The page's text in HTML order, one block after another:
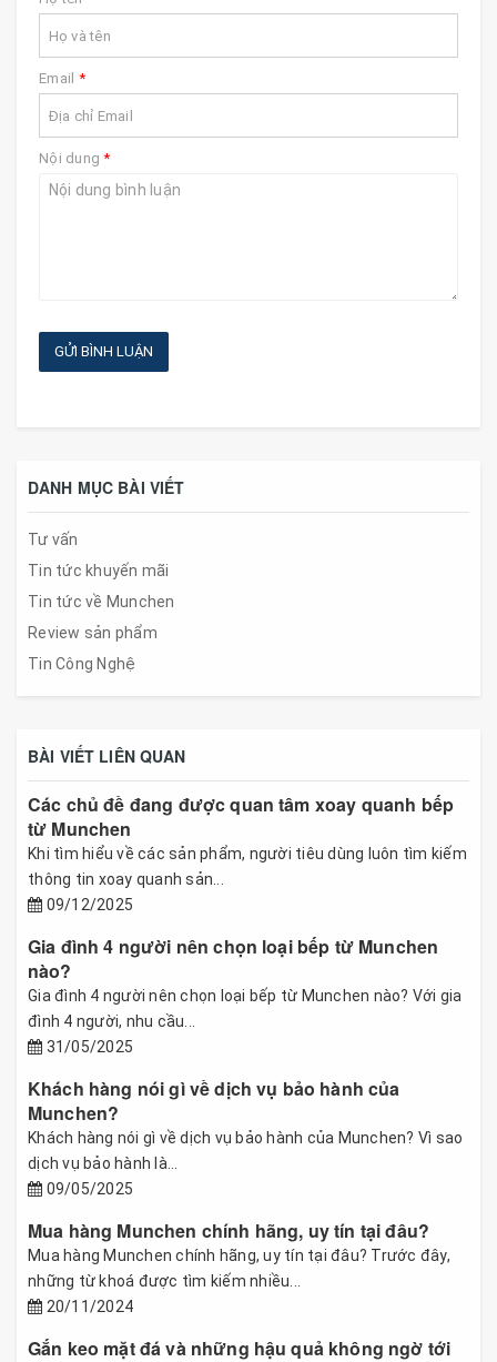
Email *
Nội dung*
GỬI BÌNH LUẬN
DANH MỤC BÀI VIẾT
Tư vấn
Tin tức khuyến mãi
Tin tức về Munchen
Review sản phẩm
Tin Công Nghệ
BÀI VIẾT LIÊN QUAN
Các chủ đề đang được quan tâm xoay quanh bếp
từ Munchen
Khi tìm hiểu về các sản phẩm, người tiêu dùng luôn tìm kiếm
thông tin xoay quanh sản...
09/12/2025
Gia đình 4 người nên chọn loại bếp từ Munchen
nào?
Gia đình 4 người nên chọn loại bếp từ Munchen nào? Với gia
đình 4 người, nhu cầu...
31/05/2025
Khách hàng nói gì về dịch vụ bảo hành của
Munchen?
Khách hàng nói gì về dịch vụ bảo hành của Munchen? Vì sao
dịch vụ bảo hành là...
09/05/2025
Mua hàng Munchen chính hãng, uy tín tại đâu?
Mua hàng Munchen chính hãng, uy tín tại đâu? Trước đây,
những từ khoá được tìm kiếm nhiều...
20/11/2024
Gắn keo mặt đá và những hậu quả không ngờ tới